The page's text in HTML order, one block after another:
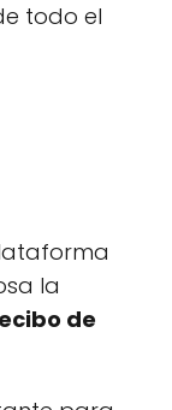
todo el
la
de